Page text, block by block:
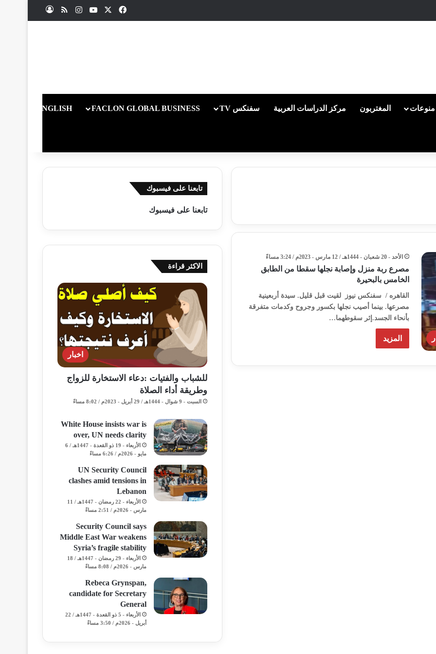
فيسبوك يوتيوبانستقرامملخص الموقع RSS
منوعات المغتربون مركز الدراسات العربية سفنكس TV FACLON GLOBAL BUSINESS
ENGLISH
الأحد - 20 شعبان - 1444هـ / 12 مارس - 2023م / 3:24 مساءً
مصرع ربة منزل وإصابة نجلها سقطا من الطابق
الخامس بالبحيرة
القاهره / سفنكس نيوز لقيت قبل قليل. سيدة أربعينية
مصرعها. بينما أصيب نجلها بكسور وجروح وكدمات متفرقة
بأنحاء الجسد.إثر سقوطهما…
المزيد
تابعنا على فيسبوك
تابعنا على فيسبوك
الاكثر قراءة
اخبار
للشباب والفتيات :دعاء الاستخارة للزواج
وطريقة أداء الصلاة
السبت - 9 شوال - 1444هـ / 29 أبريل - 2023م / 8:02 مساءً
White House insists war is
over, UN needs clarity
الأربعاء - 19 ذو القعدة - 1447هـ / 6
مايو - 2026م / 6:26 مساءً
UN Security Council
clashes amid tensions in
Lebanon
الأربعاء - 22 رمضان - 1447هـ / 11
مارس - 2026م / 2:51 مساءً
Security Council says
Middle East War weakens
Syria’s fragile stability
الأربعاء - 29 رمضان - 1447هـ / 18
مارس - 2026م / 8:08 مساءً
Rebeca Grynspan,
candidate for Secretary
General
الأربعاء - 5 ذو القعدة - 1447هـ / 22
أبريل - 2026م / 3:50 مساءً